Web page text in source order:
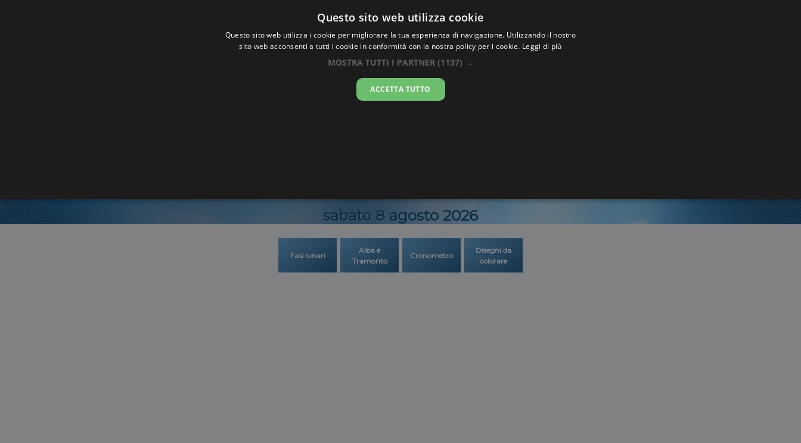
Oraesatta.co
Ora EsattaShahkot
sabato 8 agosto 2026
Fasi lunari
Alba e
Tramonto
Cronometro
Disegni da
colorare
Questo sito web utilizza cookie
Questo sito web utilizza i cookie per migliorare la tua esperienza di navigazione. Utilizzando il nostro
sito web acconsenti a tutti i cookie in conformità con la nostra policy per i cookie. Leggi di più
MOSTRA TUTTI I PARTNER (1137) →
ACCETTA TUTTO